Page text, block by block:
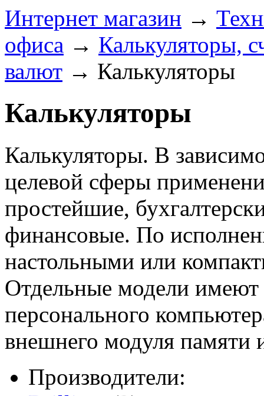
Интернет магазин →
офиса → Калькуляторы,
валют → Калькуляторы
Калькуляторы
Калькуляторы. В
целевой сферы
простейшие,
финансовые. По
настольными или
Отдельные модели
персонального
внешнего модуля памяти
Производители: